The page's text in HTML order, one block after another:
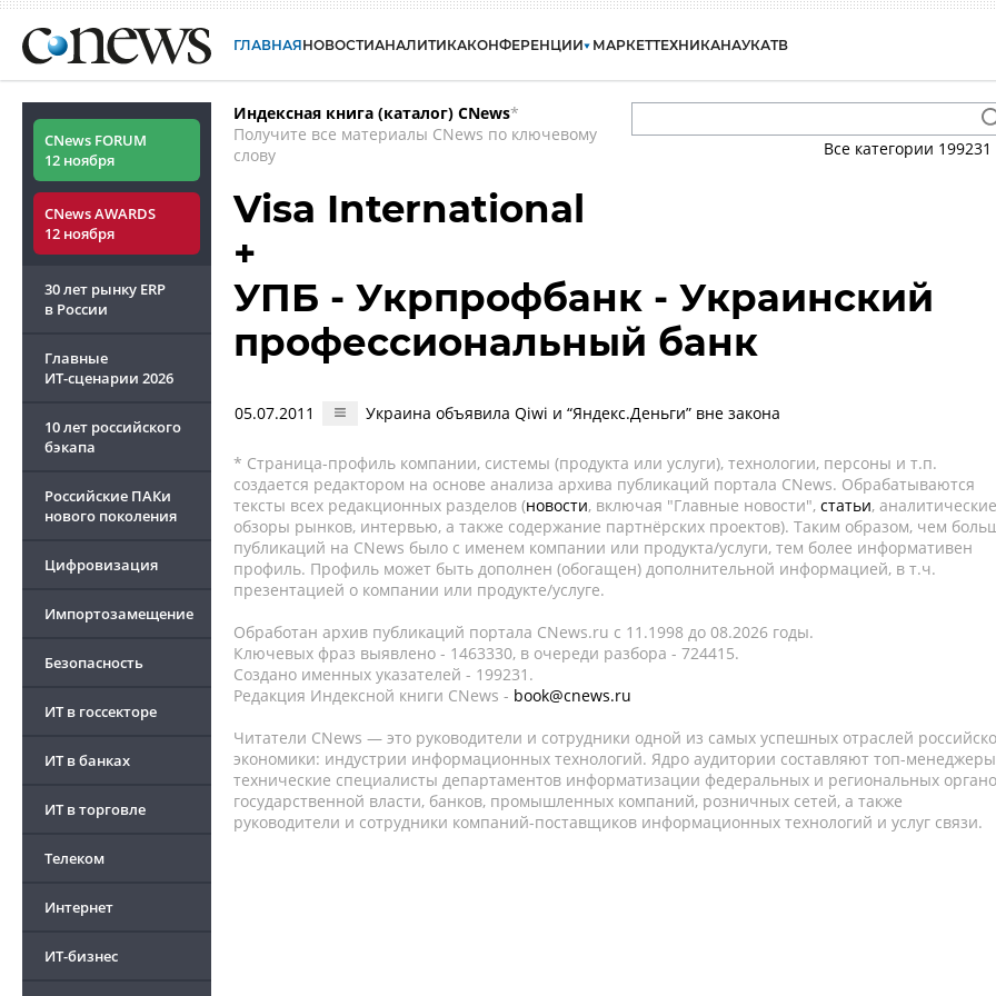
ГЛАВНАЯНОВОСТИАНАЛИТИКАКОНФЕРЕНЦИИ МАРКЕТТЕХНИКАНАУКАТВ
CNews FORUM
12 ноября
CNews AWARDS
12 ноября
30 лет рынку ERP
в России
Главные
ИТ-сценарии 2026
10 лет российского
бэкапа
Российские ПАКи
нового поколения
Цифровизация
Импортозамещение
Безопасность
ИТ в госсекторе
ИТ в банках
ИТ в торговле
Телеком
Интернет
ИТ-бизнес
Индексная книга (каталог) CNews*
Получите все материалы CNews по ключевому
слову
Все категории 199231
Visa International
+
УПБ - Укрпрофбанк - Украинский
профессиональный банк
05.07.2011 Украина объявила Qiwi и “Яндекс.Деньги” вне закона
* Страница-профиль компании, системы (продукта или услуги), технологии, персоны и т.п.
создается редактором на основе анализа архива публикаций портала CNews. Обрабатываются
тексты всех редакционных разделов (новости, включая "Главные новости", статьи, аналитические
обзоры рынков, интервью, а также содержание партнёрских проектов). Таким образом, чем
публикаций на CNews было с именем компании или продукта/услуги, тем более информативен
профиль. Профиль может быть дополнен (обогащен) дополнительной информацией, в т.ч.
презентацией о компании или продукте/услуге.
Обработан архив публикаций портала CNews.ru c 11.1998 до 08.2026 годы.
Ключевых фраз выявлено - 1463330, в очереди разбора - 724415.
Создано именных указателей - 199231.
Редакция Индексной книги CNews - book@cnews.ru
Читатели CNews — это руководители и сотрудники одной из самых успешных отраслей
экономики: индустрии информационных технологий. Ядро аудитории составляют топ-
технические специалисты департаментов информатизации федеральных и региональных
государственной власти, банков, промышленных компаний, розничных сетей, а также
руководители и сотрудники компаний-поставщиков информационных технологий и услуг связи.